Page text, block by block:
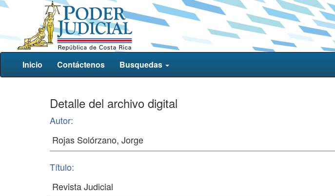
Inicio Contáctenos Busquedas
Detalle del archivo digital
Autor:
Título: